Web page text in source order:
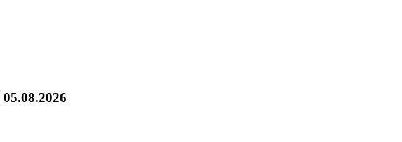
05.08.2026